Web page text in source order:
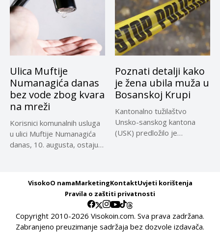
Ulica Muftije
Numanagića danas
bez vode zbog kvara
na mreži
Korisnici komunalnih usluga
u ulici Muftije Numanagića
danas, 10. augusta, ostaju
Poznati detalji kako
je žena ubila muža u
Bosanskoj Krupi
Kantonalno tužilaštvo
Unsko-sanskog kantona
(USK) predložilo je
VisokoO namaMarketingKontaktUvjeti korištenja
Pravila o zaštiti privatnosti
Copyright 2010-2026 Visokoin.com. Sva prava zadržana.
Zabranjeno preuzimanje sadržaja bez dozvole izdavača.